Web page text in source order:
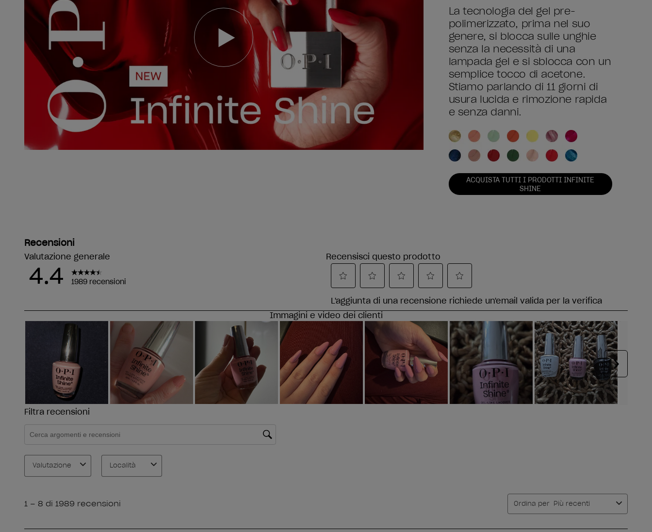
La tecnologia del gel pre-
polimerizzato, prima nel suo
genere, si blocca sulle unghie
senza la necessità di una
lampada gel e si sblocca con un
semplice tocco di acetone.
Stiamo parlando di 11 giorni di
usura lucida e rimozione rapida
e senza danni.
ACQUISTA TUTTI I PRODOTTI INFINITE
SHINE